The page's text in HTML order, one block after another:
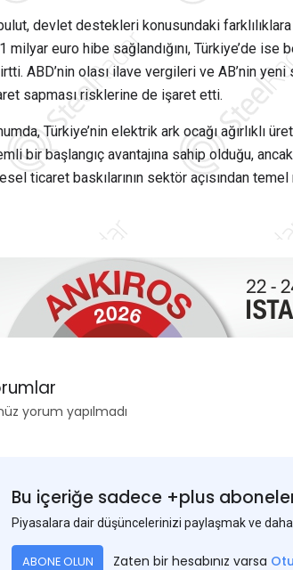
devlet destekleri konusundaki
milyar euro hibe sağlandığını, Türkiye’de ise
ABD’nin olası ilave vergileri ve AB’nin
sapması risklerine de işaret etti.
Türkiye’nin elektrik ark ocağı ağırlıklı
bir başlangıç avantajına sahip olduğu,
ticaret baskılarının sektör açısından
yorum yapılmadı
Bu içeriğe sadece +plus
Piyasalara dair düşüncelerinizi paylaşmak ve
ABONE OLUN Zaten bir hesabınız varsa